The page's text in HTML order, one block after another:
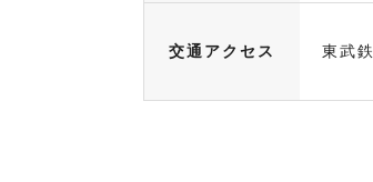
交通アクセス 東武